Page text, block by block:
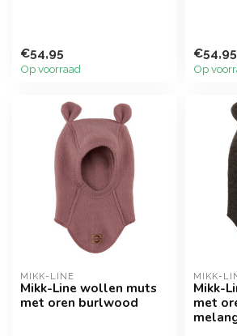
€54,95
Op voorraad
€54,95
Op
MIKK-LINE
Mikk-Line wollen muts
met oren burlwood
MIKK-
Mikk-
met